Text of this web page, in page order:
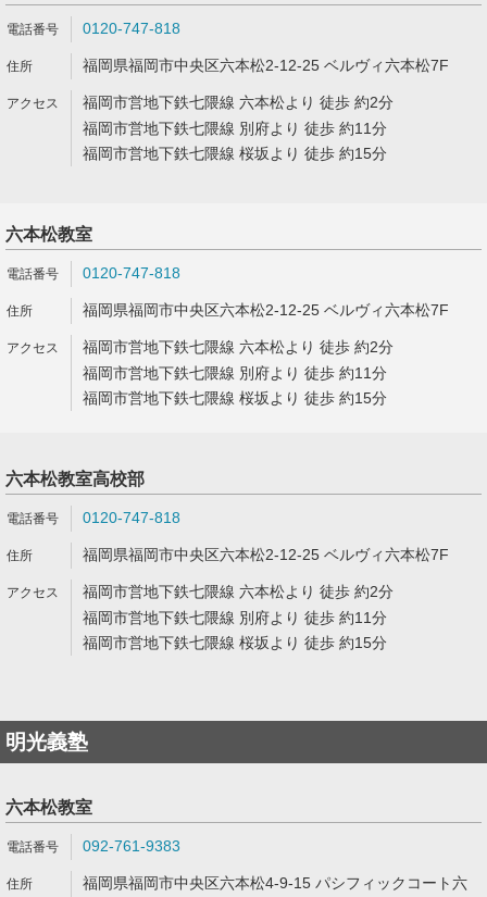
0120-747-818
福岡県福岡市中央区六本松2-12-25 ベルヴィ六本松7F
福岡市営地下鉄七隈線 六本松より 徒歩 約2分
福岡市営地下鉄七隈線 別府より 徒歩 約11分
福岡市営地下鉄七隈線 桜坂より 徒歩 約15分
六本松教室
0120-747-818
福岡県福岡市中央区六本松2-12-25 ベルヴィ六本松7F
福岡市営地下鉄七隈線 六本松より 徒歩 約2分
福岡市営地下鉄七隈線 別府より 徒歩 約11分
福岡市営地下鉄七隈線 桜坂より 徒歩 約15分
六本松教室高校部
0120-747-818
福岡県福岡市中央区六本松2-12-25 ベルヴィ六本松7F
福岡市営地下鉄七隈線 六本松より 徒歩 約2分
福岡市営地下鉄七隈線 別府より 徒歩 約11分
福岡市営地下鉄七隈線 桜坂より 徒歩 約15分
明光義塾
六本松教室
092-761-9383
福岡県福岡市中央区六本松4-9-15 パシフィックコート六